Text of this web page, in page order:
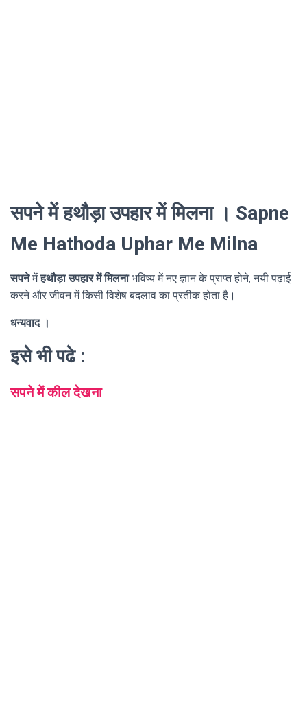
सपने में हथौड़ा उपहार में मिलना । Sapne
Me Hathoda Uphar Me Milna
सपनेमेंहथौड़ा उपहार में मिलनाभविष्य में नए ज्ञान के प्राप्त होने, नयी पढ़ाई
करने और जीवन में किसी विशेष बदलाव का प्रतीक होता है।
धन्यवाद ।
इसे भी पढे :
सपने में कील देखना